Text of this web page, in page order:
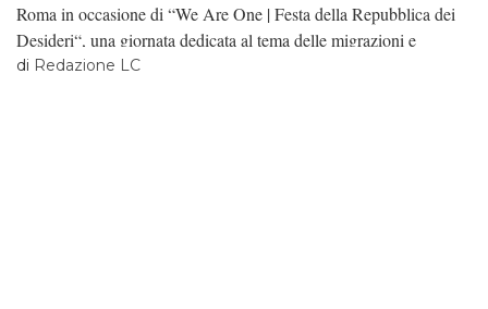
Roma in occasione di “We Are One | Festa della Repubblica dei
Desideri“, una giornata dedicata al tema delle migrazioni e
dell’accoglienza. Ospitiamo, di seguito, la presentazione del
di Redazione LC